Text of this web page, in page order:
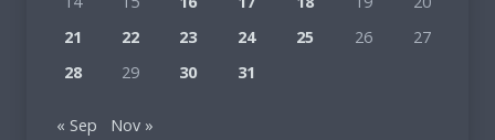
21
22 23 24 25 26
27
28
29 30 31
« Sep Nov »